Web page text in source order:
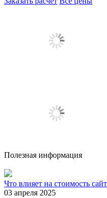
Полезная информация
Что влияет на стоимость
03 апреля 2025